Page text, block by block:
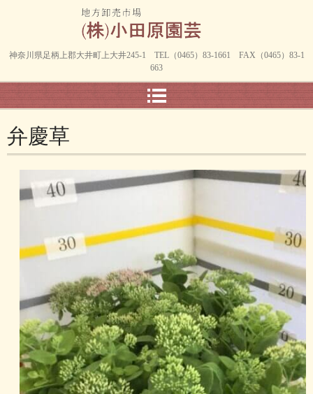
神奈川県足柄上郡大井町上大井245-1 TEL（0465）83-1661 FAX（0465）83-1
663
弁慶草